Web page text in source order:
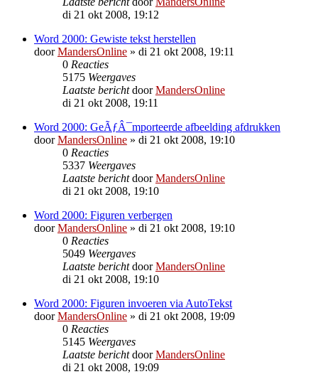
di 21 okt 2008, 19:12
Word 2000: Gewiste tekst herstellen
doorMandersOnline » di 21 okt 2008, 19:11
0 Reacties
5175 Weergaves
Laatste berichtdoorMandersOnline
di 21 okt 2008, 19:11
Word 2000: GeÃƒÂ¯mporteerde afbeelding afdrukken
doorMandersOnline » di 21 okt 2008, 19:10
0 Reacties
5337 Weergaves
Laatste berichtdoorMandersOnline
di 21 okt 2008, 19:10
Word 2000: Figuren verbergen
doorMandersOnline » di 21 okt 2008, 19:10
0 Reacties
5049 Weergaves
Laatste berichtdoorMandersOnline
di 21 okt 2008, 19:10
Word 2000: Figuren invoeren via AutoTekst
doorMandersOnline » di 21 okt 2008, 19:09
0 Reacties
5145 Weergaves
Laatste berichtdoorMandersOnline
di 21 okt 2008, 19:09